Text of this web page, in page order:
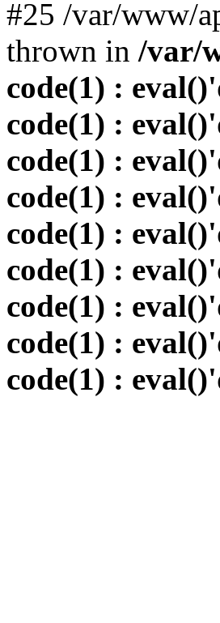
#25 /var/www/
thrown in /var/
code(1) :
code(1) :
code(1) :
code(1) :
code(1) :
code(1) :
code(1) :
code(1) :
code(1) :